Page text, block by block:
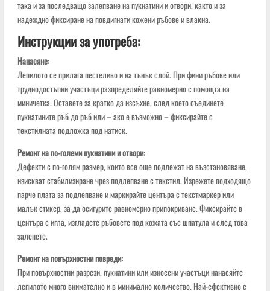
така и за последващо залепване на пукнатини и отвори, както и за
надеждно фиксиране на повдигнати кожени ръбове и влакна.
Инструкции за употреба:
Нанасяне:
Лепилото се прилага пестеливо и на тънък слой. При фини ръбове или
труднодостъпни участъци разпределяйте равномерно с помощта на
миничетка. Оставете за кратко да изсъхне, след което съединете
пукнатините ръб до ръб или – ако е възможно – фиксирайте с
текстилната подложка под натиск.
Ремонт на по-големи пукнатини и отвори:
Дефекти с по-голям размер, които все още подлежат на възстановяване,
изискват стабилизиране чрез подлепване с текстил. Изрежете подходящо
парче плата за подлепване и маркирайте центъра с текстмаркер или
малък стикер, за да осигурите равномерно припокриване. Фиксирайте в
центъра с игла, изгладете ръбовете под кожата със шпатула и след това
залепете.
Ремонт на повърхностни повреди:
При повърхностни разрези, пукнатини или износени участъци нанасяйте
лепилото много внимателно и в минимално количество. Най-ефективно е